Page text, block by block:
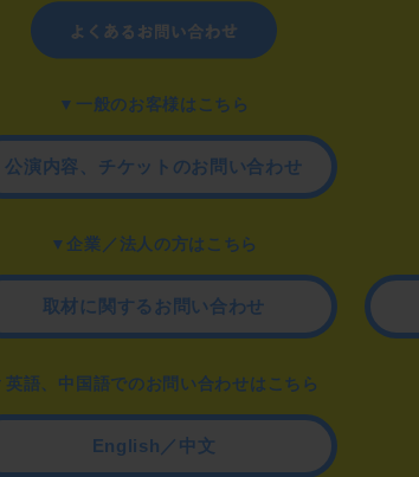
▼一般のお客様はこちら
公演内容、チケットのお問い合わせ
▼企業／法人の方はこちら
取材に関するお問い合わせ
語、中国語でのお問い合わせはこちら
English／中文